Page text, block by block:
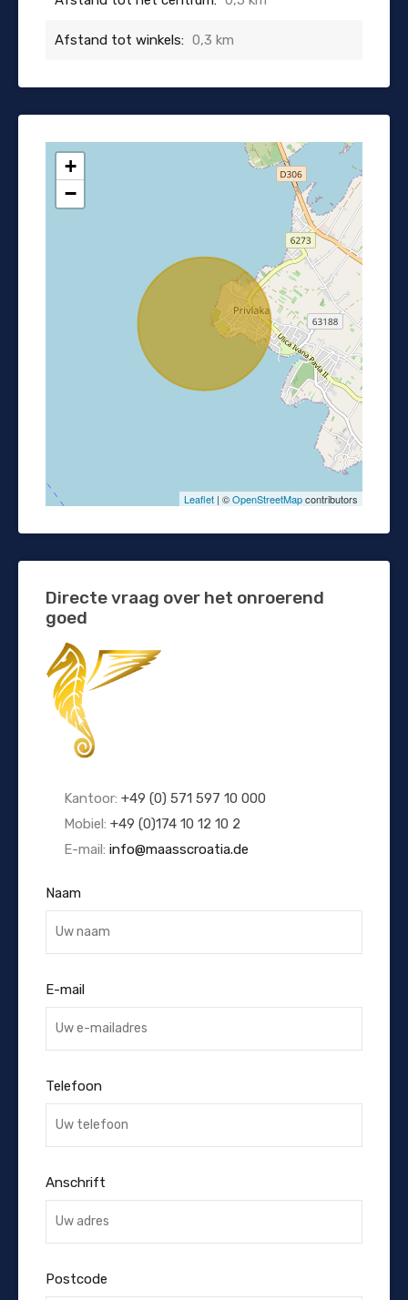
Afstand tot winkels: 0,3 km
+
−
Leaflet | ©OpenStreetMapcontributors
Directe vraag over het onroerend
goed
Kantoor: +49 (0) 571 597 10 000
Mobiel: +49 (0)174 10 12 10 2
E-mail: info@maasscroatia.de
Naam
E-mail
Telefoon
Anschrift
Postcode